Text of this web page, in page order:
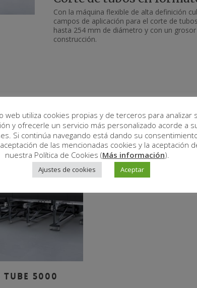
Con la máquina flexible de alta definición
campos de aplicación para el corte de
hasta 254 mm de diámetro y con un
construcción.
Más
TUBE 5000
web utiliza cookies propias y de terceros para analizar
y ofrecerle un servicio más personalizado acorde a
Si continúa navegando está dando su
de las mencionadas cookies y la aceptación
nuestra Política de Cookies (Más información).
Ajustes de cookies Aceptar